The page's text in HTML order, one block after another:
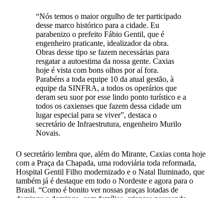
“Nós temos o maior orgulho de ter participado
desse marco histórico para a cidade. Eu
parabenizo o prefeito Fábio Gentil, que é
engenheiro praticante, idealizador da obra.
Obras desse tipo se fazem necessárias para
resgatar a autoestima da nossa gente. Caxias
hoje é vista com bons olhos por aí fora.
Parabéns a toda equipe 10 da atual gestão, à
equipe da SINFRA, a todos os operários que
deram seu suor por esse lindo ponto turístico e a
todos os caxienses que fazem dessa cidade um
lugar especial para se viver”, destaca o
secretário de Infraestrutura, engenheiro Murilo
Novais.
O secretário lembra que, além do Mirante, Caxias conta hoje
com a Praça da Chapada, uma rodoviária toda reformada,
Hospital Gentil Filho modernizado e o Natal Iluminado, que
também já é destaque em todo o Nordeste e agora para o
Brasil. “Como é bonito ver nossas praças lotadas de